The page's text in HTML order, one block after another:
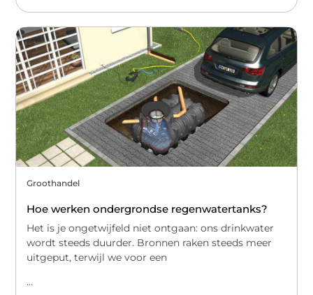
Groothandel
Hoe werken ondergrondse regenwatertanks?
Het is je ongetwijfeld niet ontgaan: ons drinkwater
wordt steeds duurder. Bronnen raken steeds meer
uitgeput, terwijl we voor een
...